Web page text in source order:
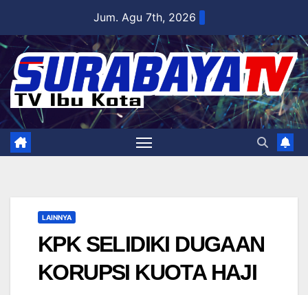
content
Jum. Agu 7th, 2026
LAINNYA
KPK SELIDIKI DUGAAN
KORUPSI KUOTA HAJI